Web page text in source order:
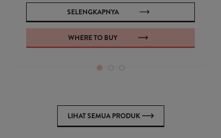
SELENGKAPNYA
WHERE TO BUY
LIHAT SEMUA PRODUK